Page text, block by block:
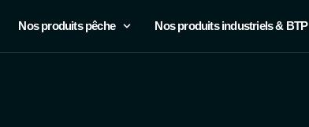
Nos produits pêche Nos produits industriels & BTP